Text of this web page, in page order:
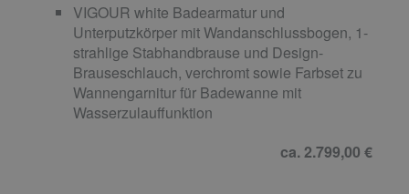
VIGOUR white Badearmatur und
Unterputzkörper mit Wandanschlussbogen, 1-
strahlige Stabhandbrause und Design-
Brauseschlauch, verchromt sowie Farbset zu
Wannengarnitur für Badewanne mit
Wasserzulauffunktion
ca. 2.799,00 €